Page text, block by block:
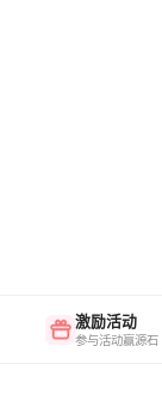
激励活动
参与活动赢源石